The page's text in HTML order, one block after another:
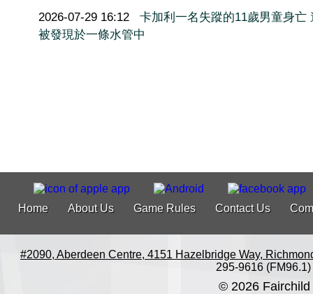
2026-07-29 16:12
卡加利一名失蹤的11歲男童身亡
被發現於一條水管中
Home About Us Game Rules Contact Us
#2090, Aberdeen Centre, 4151 Hazelbridge Way,
295-9616 (FM96.1)
© 2026 Fairchild